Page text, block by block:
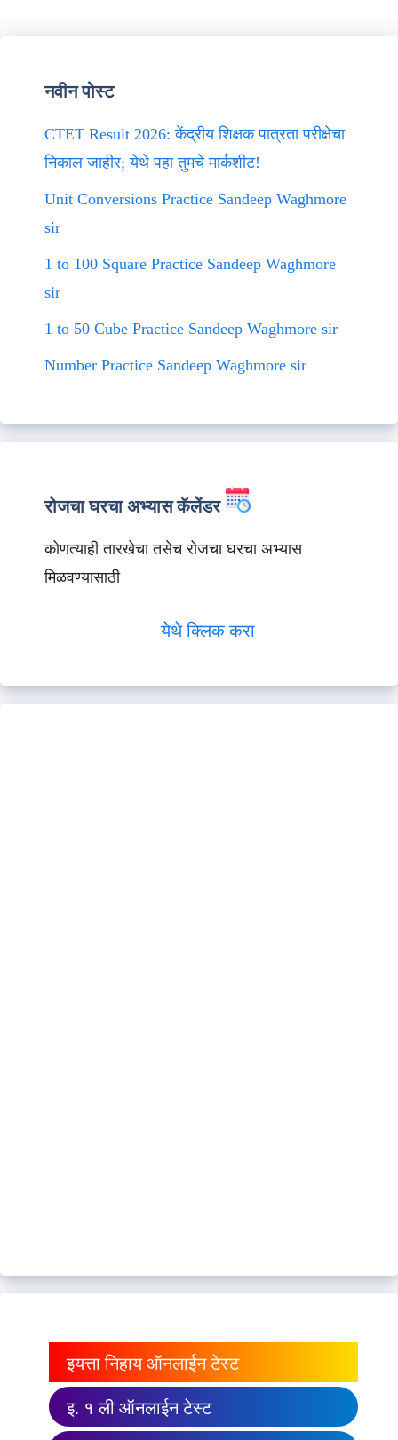
नवीन पोस्ट
CTET Result 2026: केंद्रीय शिक्षक पात्रता परीक्षेचा
निकाल जाहीर; येथे पहा तुमचे मार्कशीट!
Unit Conversions Practice Sandeep Waghmore
sir
1 to 100 Square Practice Sandeep Waghmore
sir
1 to 50 Cube Practice Sandeep Waghmore sir
Number Practice Sandeep Waghmore sir
रोजचा घरचा अभ्यास कॅलेंडर
कोणत्याही तारखेचा तसेच रोजचा घरचा अभ्यास
मिळवण्यासाठी
येथे क्लिक करा
इयत्ता निहाय ऑनलाईन टेस्ट
इ. १ ली ऑनलाईन टेस्ट